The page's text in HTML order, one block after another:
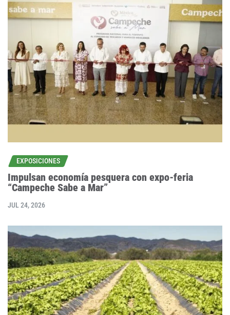
EXPOSICIONES
Impulsan economía pesquera con expo-feria
“Campeche Sabe a Mar”
JUL 24, 2026